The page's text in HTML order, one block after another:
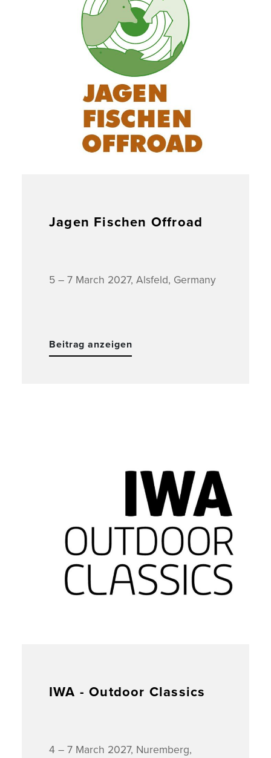
Jagen Fischen Offroad
5 – 7 March 2027, Alsfeld, Germany
Beitrag anzeigen
IWA - Outdoor Classics
4 – 7 March 2027, Nuremberg,